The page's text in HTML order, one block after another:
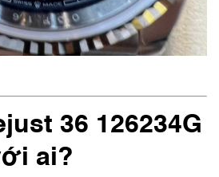
36 126234G
ai?